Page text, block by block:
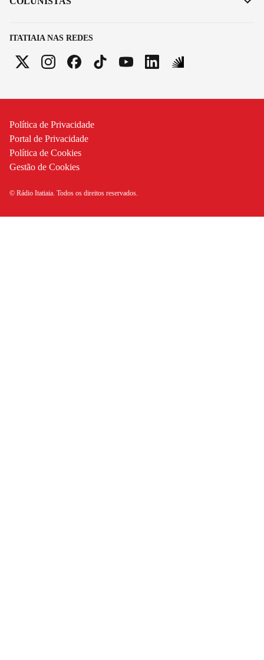
ITATIAIA NAS REDES
Política de Privacidade
Portal de Privacidade
Política de Cookies
Gestão de Cookies
© Rádio Itatiaia. Todos os direitos reservados.